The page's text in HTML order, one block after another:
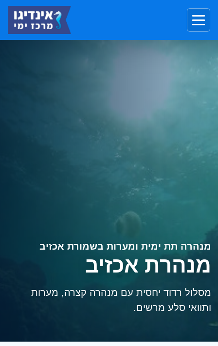
מנהרה תת ימית ומערות בשמורת אכזיב
מנהרת אכזיב
מסלול רדוד יחסית עם מנהרה קצרה, מערות
ותוואי סלע מרשים.